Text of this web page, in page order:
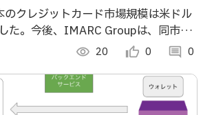
2026-2034年
クレジットカード市場規模は米ドル
た。今後、IMARC Groupは、同市場
ル692億に達し、2026年から2034年
visibility 20 thumb_up_alt 0 comment 0